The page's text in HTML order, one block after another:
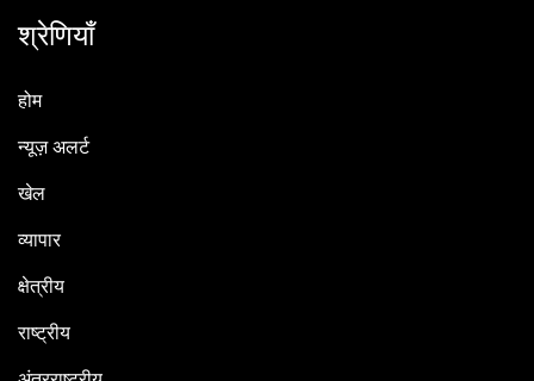
श्रेणियाँ
होम
न्यूज़ अलर्ट
खेल
व्यापार
क्षेत्रीय
राष्ट्रीय